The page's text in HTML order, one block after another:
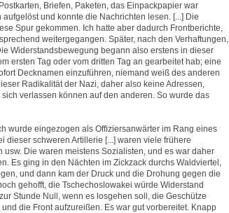
Briefen, Paketen, das Einpackpapier war
und konnte die Nachrichten lesen. [...] Die
Spur gekommen. Ich hatte aber dadurch Frontberichte,
weitergegangen. Später, nach den Verhaftungen,
Widerstandsbewegung begann also erstens in dieser
ersten Tag oder vom dritten Tag an gearbeitet hab; eine
Decknamen einzuführen, niemand weiß des anderen
Radikalität der Nazi, daher also keine Adressen,
verlassen können auf den anderen. So wurde das
wurde eingezogen als Offiziersanwärter im Rang eines
dieser schweren Artillerie [...] waren viele frühere
usw. Die waren meistens Sozialisten, und es war daher
Es ging in den Nächten im Zickzack durchs Waldviertel,
und dann kam der Druck und die Drohung gegen die
gehofft, die Tschechoslowakei würde Widerstand
Stunde Null, wenn es losgehen soll, die Geschütze
die Front aufzureißen. Es war gut vorbereitet. Knapp